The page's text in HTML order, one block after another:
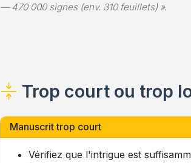
— 470 000 signes (env. 310 feuillets) ».
Trop court ou trop
Manuscrit trop court
Vérifiez que l'intrigue est